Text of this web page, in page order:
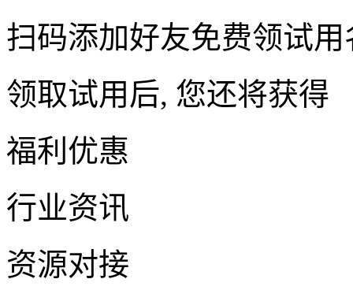
扫码添加好友免费领试用
领取试用后, 您还将获得
福利优惠
行业资讯
资源对接